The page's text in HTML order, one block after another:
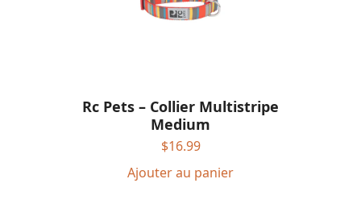
Rc Pets – Collier Multistripe
Medium
$16.99
Ajouter au panier